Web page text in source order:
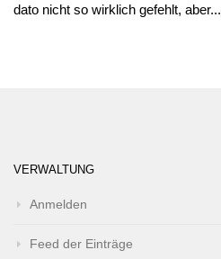
dato nicht so wirklich gefehlt, aber...
VERWALTUNG
Anmelden
Feed der Einträge